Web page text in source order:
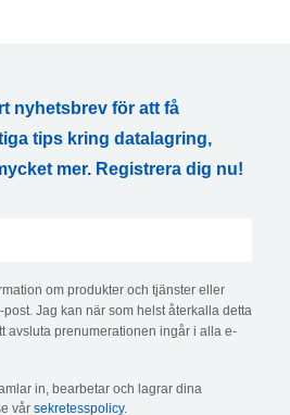
nyhetsbrev för att få
tips kring datalagring,
mer. Registrera dig nu!
om produkter och tjänster eller
Jag kan när som helst återkalla detta
avsluta prenumerationen ingår i alla e-
in, bearbetar och lagrar dina
vår sekretesspolicy.